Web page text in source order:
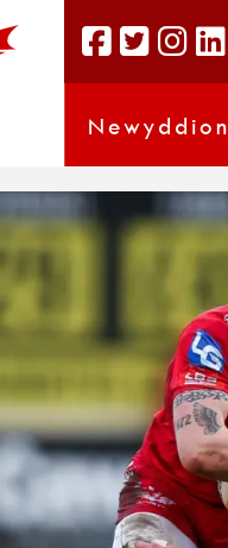
Newyddion